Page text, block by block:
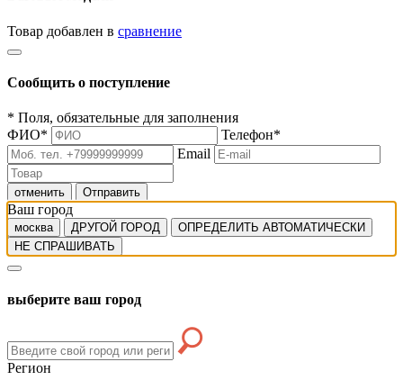
Товар добавлен в сравнение
Сообщить о поступление
* Поля, обязательные для заполнения
ФИО* Телефон*
Email
отменить Отправить
Ваш город
москва ДРУГОЙ ГОРОД
ОПРЕДЕЛИТЬ АВТОМАТИЧЕСКИ
НЕ СПРАШИВАТЬ
выберите ваш город
Регион